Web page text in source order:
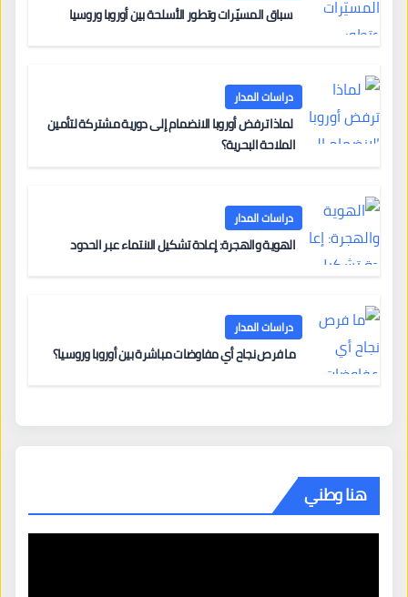
سباق المسيّرات وتطور الأسلحة بين أوروبا وروسيا
دراسات المدار
لماذا ترفض أوروبا الانضمام إلى دورية مشتركة لتأمين
الملاحة البحرية؟
دراسات المدار
الهوية والهجرة: إعادة تشكيل الانتماء عبر الحدود
دراسات المدار
ما فرص نجاح أي مفاوضات مباشرة بين أوروبا وروسيا؟
هنا وطني